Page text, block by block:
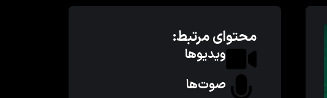
محتوای مرتبط:
ویدیوها
صوت‌ها